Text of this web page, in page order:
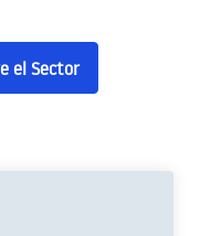
el Sector